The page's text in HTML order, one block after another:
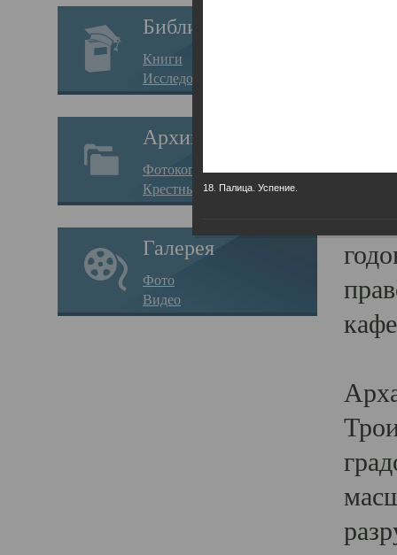
Библиотека
Книги
Исследования
Архив
Фотокопии дел
Крестные ходы
Галерея
Фото
Видео
18. Палица. Успение.